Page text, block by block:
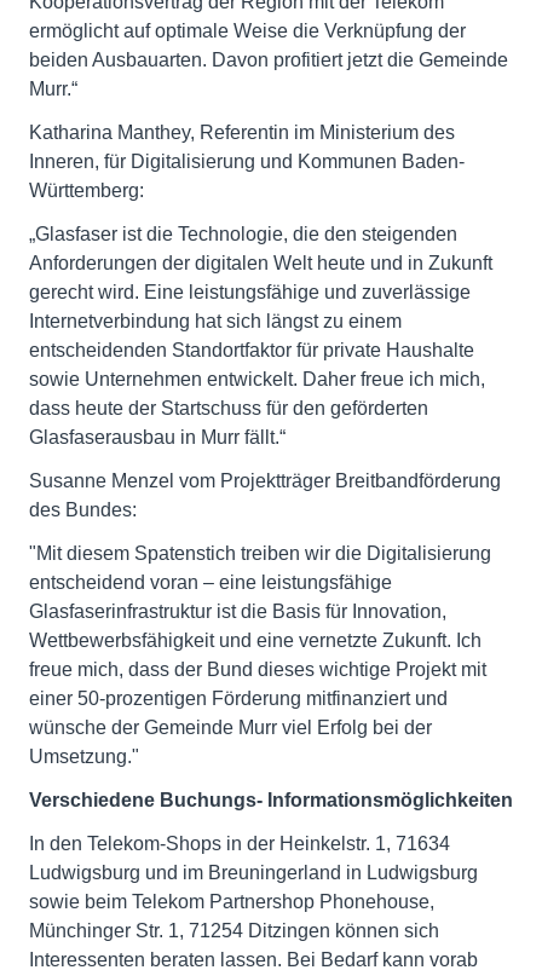
ermöglicht auf optimale Weise die Verknüpfung der
beiden Ausbauarten. Davon profitiert jetzt die Gemeinde
Murr.“
Katharina Manthey, Referentin im Ministerium des
Inneren, für Digitalisierung und Kommunen Baden-
Württemberg:
„Glasfaser ist die Technologie, die den steigenden
Anforderungen der digitalen Welt heute und in Zukunft
gerecht wird. Eine leistungsfähige und zuverlässige
Internetverbindung hat sich längst zu einem
entscheidenden Standortfaktor für private Haushalte
sowie Unternehmen entwickelt. Daher freue ich mich,
dass heute der Startschuss für den geförderten
Glasfaserausbau in Murr fällt.“
Susanne Menzel vom Projektträger Breitbandförderung
des Bundes:
"Mit diesem Spatenstich treiben wir die Digitalisierung
entscheidend voran – eine leistungsfähige
Glasfaserinfrastruktur ist die Basis für Innovation,
Wettbewerbsfähigkeit und eine vernetzte Zukunft. Ich
freue mich, dass der Bund dieses wichtige Projekt mit
einer 50-prozentigen Förderung mitfinanziert und
wünsche der Gemeinde Murr viel Erfolg bei der
Umsetzung."
Verschiedene Buchungs- Informationsmöglichkeiten
In den Telekom-Shops in der Heinkelstr. 1, 71634
Ludwigsburg und im Breuningerland in Ludwigsburg
sowie beim Telekom Partnershop Phonehouse,
Münchinger Str. 1, 71254 Ditzingen können sich
Interessenten beraten lassen. Bei Bedarf kann vorab